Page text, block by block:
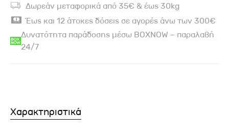
Δωρεάν μεταφορικά από 35€ & έως 30kg
Έως και 12 άτοκες δόσεις σε αγορές άνω των 300€
Δυνατότητα παράδοσης μέσω BOXNOW – παραλαβή
24/7
Χαρακτηριστικά